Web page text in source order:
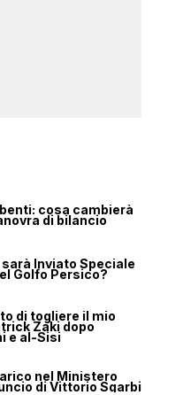
cosa cambierà
di bilancio
Inviato Speciale
Golfo Persico?
di togliere il mio
Zaki dopo
e al-Sisi
nel Ministero
di Vittorio Sgarbi